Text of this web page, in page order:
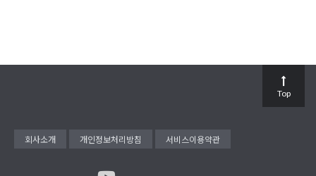
회사소개 개인정보처리방침 서비스이용약관
Top